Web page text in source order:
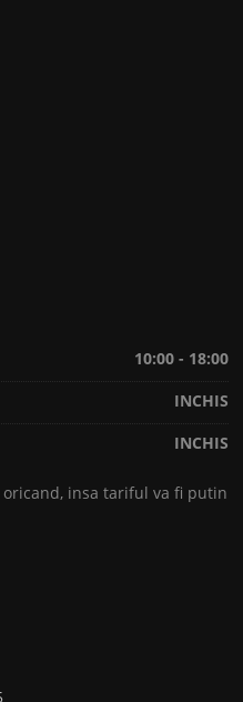
10:00 - 18:00
INCHIS
INCHIS
oricand, insa tariful va fi putin